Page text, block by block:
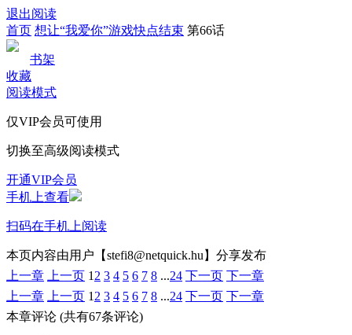
退出阅读
首页 想让“我爱你”游戏快点结束 第66话
书架
收藏
阅读模式
仅VIP会员可使用
切换至高级阅读模式
开通VIP会员
手机上查看
扫码在手机上阅读
本页内容由用户【stefi8@netquick.hu】分享发布
上一章
上一页 1 2 3 4 5 6 7 8 ...24 下一页 下一章
上一章
上一页 1 2 3 4 5 6 7 8 ...24 下一页 下一章
本章评论 (共有67条评论)